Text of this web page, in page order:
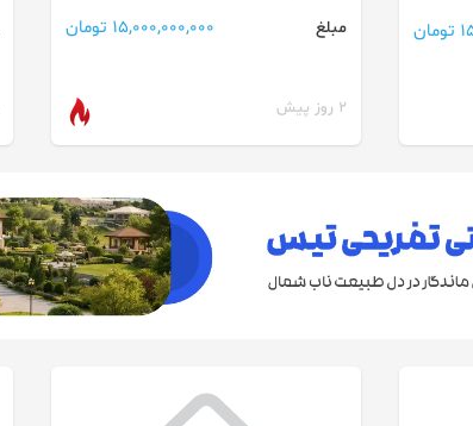
مبلغ
15,000,000,000 تومان
2 روز پیش